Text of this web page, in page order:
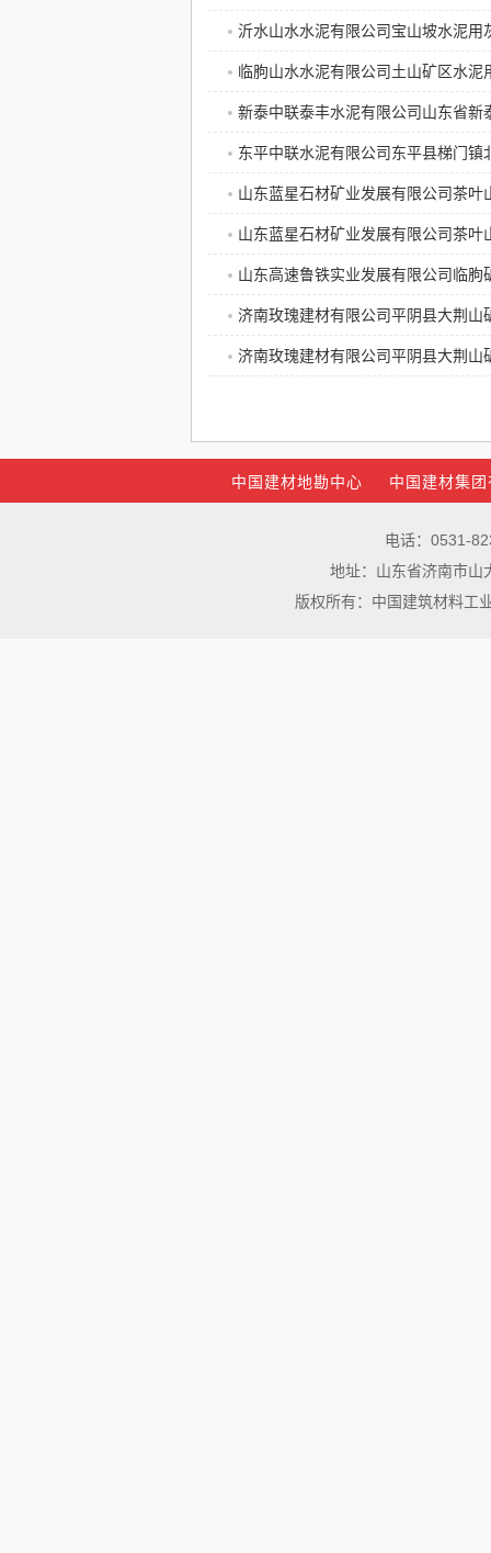
沂水山水水泥有限公司宝山坡水泥用
临朐山水水泥有限公司土山矿区水
新泰中联泰丰水泥有限公司山东省
东平中联水泥有限公司东平县梯门
山东蓝星石材矿业发展有限公司茶
山东蓝星石材矿业发展有限公司茶
山东高速鲁铁实业发展有限公司临
济南玫瑰建材有限公司平阴县大荆
济南玫瑰建材有限公司平阴县大荆
中国建材地勘中心 中国建材集
电话：0531-
地址：山东省济南市
版权所有：中国建筑材料